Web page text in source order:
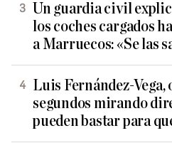
Un guardia civil
los coches cargados
a Marruecos: «Se las
Luis Fernández-Vega,
segundos mirando
pueden bastar para